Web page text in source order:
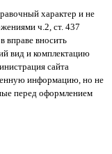
характер и не
ч.2, ст. 437
вправе вносить
вид и комплектацию
сайта
информацию, но не
перед оформлением